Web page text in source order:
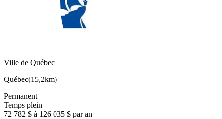
Ville de Québec
Québec(15,2km)
Permanent
Temps plein
72 782 $ à 126 035 $ par an